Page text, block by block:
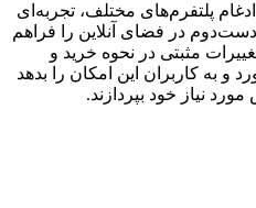
پلتفرم‌های مختلف، تجربه‌ای
در فضای آنلاین را فراهم
مثبتی در نحوه خرید و
به کاربران این امکان را بدهد
نیاز خود بپردازند.